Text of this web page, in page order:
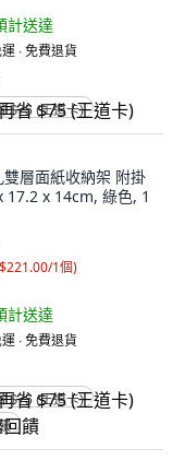
計送達
∙ 免費退貨
$75 (王道卡)
層面紙收納架 附掛
17.2 x 14cm, 綠色, 1
$221.00/1個)
計送達
∙ 免費退貨
$75 (王道卡)